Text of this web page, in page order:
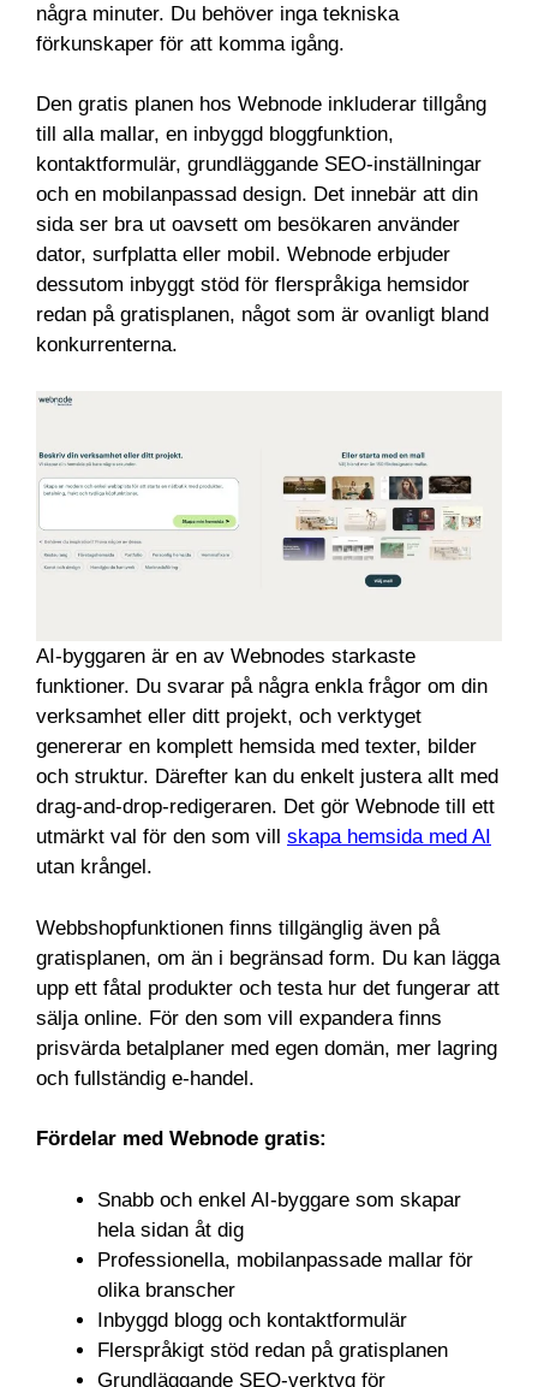
några minuter. Du behöver inga tekniska
förkunskaper för att komma igång.
Den gratis planen hos Webnode inkluderar tillgång
till alla mallar, en inbyggd bloggfunktion,
kontaktformulär, grundläggande SEO-inställningar
och en mobilanpassad design. Det innebär att din
sida ser bra ut oavsett om besökaren använder
dator, surfplatta eller mobil. Webnode erbjuder
dessutom inbyggt stöd för flerspråkiga hemsidor
redan på gratisplanen, något som är ovanligt bland
konkurrenterna.
AI-byggaren är en av Webnodes starkaste
funktioner. Du svarar på några enkla frågor om din
verksamhet eller ditt projekt, och verktyget
genererar en komplett hemsida med texter, bilder
och struktur. Därefter kan du enkelt justera allt med
drag-and-drop-redigeraren. Det gör Webnode till ett
utmärkt val för den som vill skapa hemsida med AI
utan krångel.
Webbshopfunktionen finns tillgänglig även på
gratisplanen, om än i begränsad form. Du kan lägga
upp ett fåtal produkter och testa hur det fungerar att
sälja online. För den som vill expandera finns
prisvärda betalplaner med egen domän, mer lagring
och fullständig e-handel.
Fördelar med Webnode gratis:
Snabb och enkel AI-byggare som skapar
hela sidan åt dig
Professionella, mobilanpassade mallar för
olika branscher
Inbyggd blogg och kontaktformulär
Flerspråkigt stöd redan på gratisplanen
Grundläggande SEO-verktyg för